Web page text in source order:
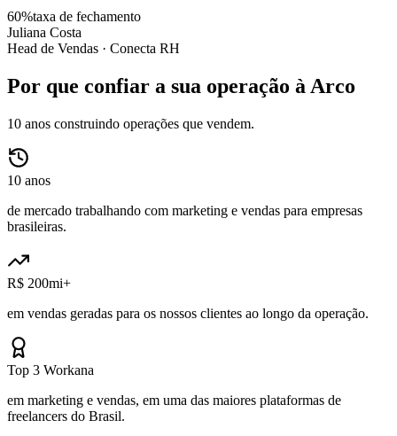
60%taxa de fechamento
Juliana Costa
Head de Vendas · Conecta RH
Por que confiar a sua operação à Arco
10 anos construindo operações que vendem.
10 anos
de mercado trabalhando com marketing e vendas para empresas
brasileiras.
R$ 200mi+
em vendas geradas para os nossos clientes ao longo da operação.
Top 3 Workana
em marketing e vendas, em uma das maiores plataformas de
freelancers do Brasil.